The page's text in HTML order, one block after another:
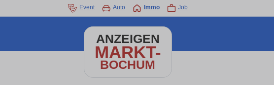
Event Auto Immo Job
ANZEIGEN
MARKT-
BOCHUM